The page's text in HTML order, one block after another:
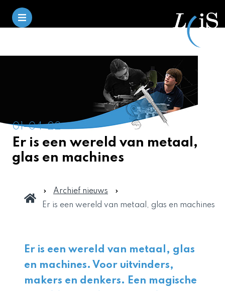
01-04-22
Er is een wereld van metaal,
glas en machines
Archief nieuws
Er is een wereld van metaal, glas en machines
Er is een wereld van metaal, glas
en machines. Voor uitvinders,
makers en denkers. Een magische